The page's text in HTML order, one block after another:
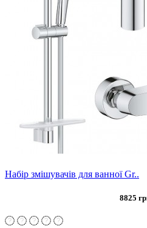
Набір змішувачів для ванної Gr..
8825